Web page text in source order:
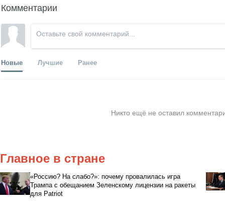
Комментарии
Новые Лучшие Ранее
Никто ещё не оставил
Главное в стране
«Россию? На слабо?»: почему провалилась игра
Трампа с обещанием Зеленскому лицензии на ракеты
для Patriot